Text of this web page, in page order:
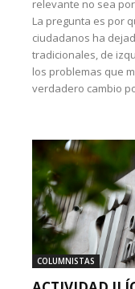
relevante no sea
La pregunta es por
ciudadanos ha
tradicionales, de
los problemas que
verdadero cambio
COLUMNISTAS